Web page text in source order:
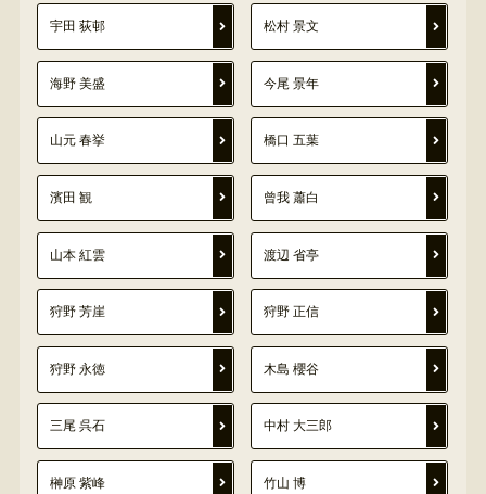
宇田 荻邨 松村 景文
海野 美盛 今尾 景年
山元 春挙 橋口 五葉
濱田 観 曾我 蕭白
山本 紅雲 渡辺 省亭
狩野 芳崖 狩野 正信
狩野 永徳 木島 櫻谷
三尾 呉石 中村 大三郎
榊原 紫峰 竹山 博